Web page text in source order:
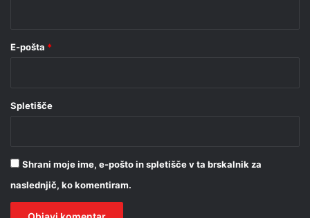
E-pošta *
Spletišče
Shrani moje ime, e-pošto in spletišče v ta brskalnik za
naslednjič, ko komentiram.